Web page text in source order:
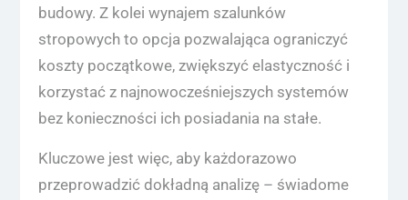
budowy. Z kolei wynajem szalunków
stropowych to opcja pozwalająca ograniczyć
koszty początkowe, zwiększyć elastyczność i
korzystać z najnowocześniejszych systemów
bez konieczności ich posiadania na stałe.
Kluczowe jest więc, aby każdorazowo
przeprowadzić dokładną analizę – świadome